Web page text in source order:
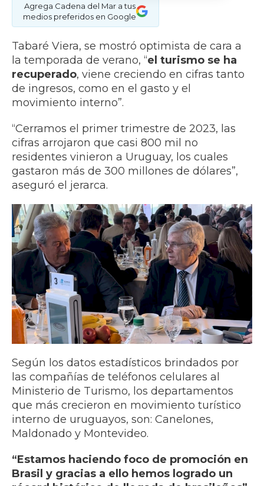
Agrega Cadena del Mar a tus
medios preferidos en Google
Tabaré Viera, se mostró optimista de cara a
la temporada de verano, “el turismo se ha
recuperado, viene creciendo en cifras tanto
de ingresos, como en el gasto y el
movimiento interno”.
“Cerramos el primer trimestre de 2023, las
cifras arrojaron que casi 800 mil no
residentes vinieron a Uruguay, los cuales
gastaron más de 300 millones de dólares”,
aseguró el jerarca.
Según los datos estadísticos brindados por
las compañías de teléfonos celulares al
Ministerio de Turismo, los departamentos
que más crecieron en movimiento turístico
interno de uruguayos, son: Canelones,
Maldonado y Montevideo.
“Estamos haciendo foco de promoción en
Brasil y gracias a ello hemos logrado un